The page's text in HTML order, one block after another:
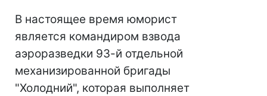
В настоящее время юморист
является командиром взвода
аэроразведки 93-й отдельной
механизированной бригады
"Холодний", которая выполняет